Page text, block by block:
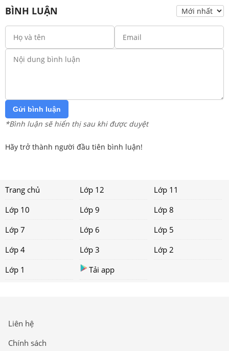
BÌNH LUẬN
Gửi bình luận
*Bình luận sẽ hiển thị sau khi được duyệt
Hãy trở thành người đầu tiên bình luận!
Trang chủ Lớp 12
Lớp 11
Lớp 10
Lớp 9
Lớp 8
Lớp 7
Lớp 6
Lớp 5
Lớp 4
Lớp 3
Lớp 2
Lớp 1
Tải app
Liên hệ
Chính sách